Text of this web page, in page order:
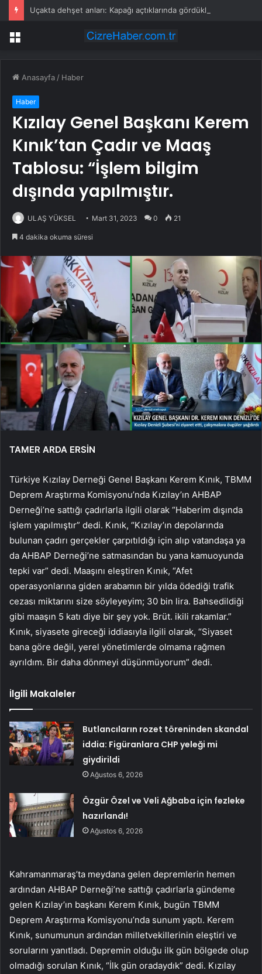
Menü
Anasayfa / Haber
Haber
Kızılay Genel Başkanı Kerem
Kınık’tan Çadır ve Maaş
Tablosu: “İşlem bilgim
dışında yapılmıştır.
ULAŞ YÜKSEL Mart 31, 2023 0 21
4 dakika okuma süresi
TAMER ARDA ERSİN
Türkiye Kızılay Derneği Genel Başkanı Kerem Kınık, TBMM
Deprem Araştırma Komisyonu’nda Kızılay’ın AHBAP
Derneği’ne sattığı çadırlarla ilgili olarak “Haberim dışında
işlem yapılmıştır” dedi. Kınık, “Kızılay’ın depolarında
bulunan çadırı gerçekler çarpıtıldığı için alıp vatandaşa ya
da AHBAP Derneği’ne satmasından bu yana kamuoyunda
tepki var” dedi. Maaşını eleştiren Kınık, “Afet
operasyonlarına giden arabamın bir yılda ödediği trafik
cezası miktarını size söyleyeyim; 30 bin lira. Bahsedildiği
gibi maaşın 5 katı diye bir şey yok. Brüt. ikili rakamlar.”
Kınık, siyasete gireceği iddiasıyla ilgili olarak, “Siyaset
bana göre değil, yerel yönetimlerde olmama rağmen
ayrıldım. Bir daha dönmeyi düşünmüyorum” dedi.
İlgili Makaleler
Butlancıların rozet töreninden skandal
iddia: Figüranlara CHP yeleği mi
giydirildi
Ağustos 6, 2026
Özgür Özel ve Veli Ağbaba için fezleke
hazırlandı!
Ağustos 6, 2026
Kahramanmaraş’ta meydana gelen depremlerin hemen
ardından AHBAP Derneği’ne sattığı çadırlarla gündeme
gelen Kızılay’ın başkanı Kerem Kınık, bugün TBMM
Deprem Araştırma Komisyonu’nda sunum yaptı. Kerem
Kınık, sunumunun ardından milletvekillerinin eleştiri ve
sorularını yanıtladı. Depremin olduğu ilk gün bölgede olup
olmadığı sorulan Kınık, “İlk gün oradaydık” dedi. Kızılay